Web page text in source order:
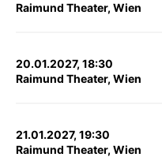
Raimund Theater, Wien
20.01.2027, 18:30
Raimund Theater, Wien
21.01.2027, 19:30
Raimund Theater, Wien